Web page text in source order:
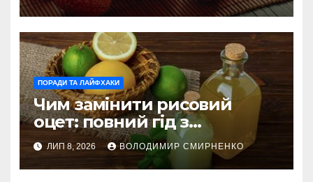
ПОРАДИ ТА ЛАЙФХАКИ
Чим замінити рисовий
оцет: повний гід з
альтернативами
ЛИП 8, 2026 ВОЛОДИМИР СМИРНЕНКО